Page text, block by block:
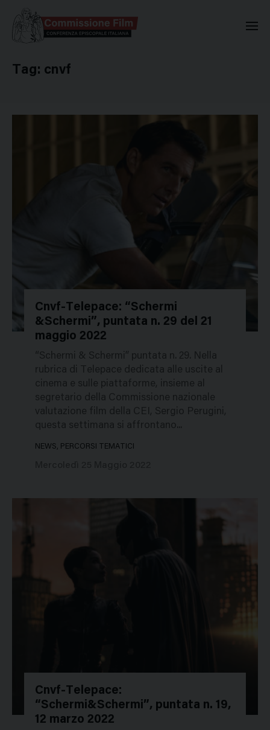
Tag: cnvf
50335
Cnvf-Telepace: “Schermi
&Schermi”, puntata n. 29 del 21
maggio 2022
“Schermi & Schermi” puntata n. 29. Nella
rubrica di Telepace dedicata alle uscite al
cinema e sulle piattaforme, insieme al
segretario della Commissione nazionale
valutazione film della CEI, Sergio Perugini,
questa settimana si affrontano...
NEWS, PERCORSI TEMATICI
Cnvf-Telepace:
“Schermi&Schermi”, puntata n. 19,
12 marzo 2022